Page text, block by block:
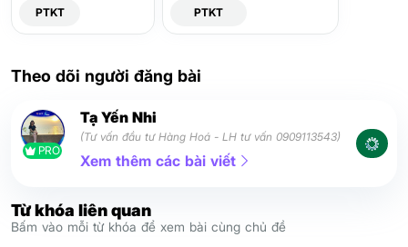
PTKT PTKT
Theo dõi người đăng bài
PRO
Tạ Yến Nhi
(Tư vấn đầu tư Hàng Hoá - LH tư vấn 0909113543)
Xem thêm các bài viết
Từ khóa liên quan
Bấm vào mỗi từ khóa để xem bài cùng chủ đề